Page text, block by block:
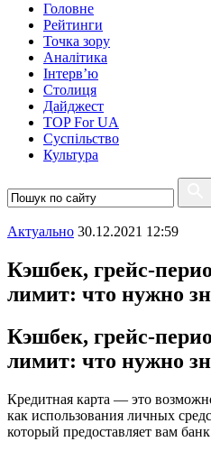
Головне
Рейтинги
Точка зору
Аналітика
Інтерв’ю
Столиця
Дайджест
TOP For UA
Суспiльство
Культура
Актуально 30.12.2021 12:59
Кэшбек, грейс-
лимит: что нужно
Кэшбек, грейс-
лимит: что нужно
Кредитная карта — это
как использования личных
который предоставляет вам